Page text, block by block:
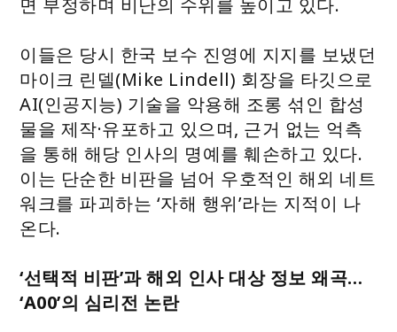
면 부정하며 비난의 수위를 높이고 있다.
이들은 당시 한국 보수 진영에 지지를 보냈던
마이크 린델(Mike Lindell) 회장을 타깃으로
AI(인공지능) 기술을 악용해 조롱 섞인 합성
물을 제작·유포하고 있으며, 근거 없는 억측
을 통해 해당 인사의 명예를 훼손하고 있다.
이는 단순한 비판을 넘어 우호적인 해외 네트
워크를 파괴하는 ‘자해 행위’라는 지적이 나
온다.
‘선택적 비판’과 해외 인사 대상 정보 왜곡…
‘A00’의 심리전 논란